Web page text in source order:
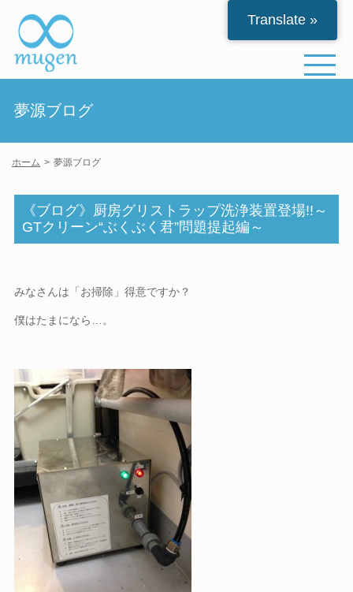
夢源ブログ
ホーム 夢源ブログ
《ブログ》厨房グリストラップ洗浄装置登場!!～
GTクリーン“ぶくぶく君”問題提起編～
みなさんは「お掃除」得意ですか？
僕はたまになら…。
Translate »